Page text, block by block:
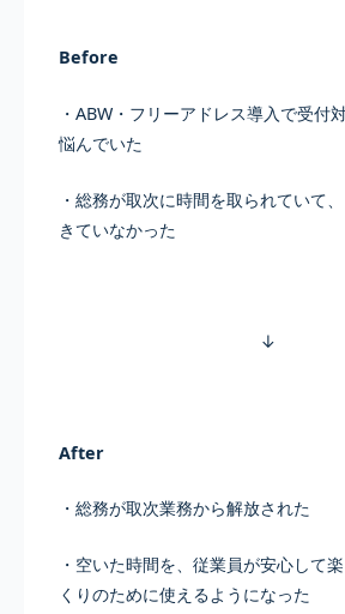
Before
・ABW・フリーアドレス導入で受付
悩んでいた
・総務が取次に時間を取られていて
きていなかった
↓
After
・総務が取次業務から解放された
・空いた時間を、従業員が安心して
くりのために使えるようになった